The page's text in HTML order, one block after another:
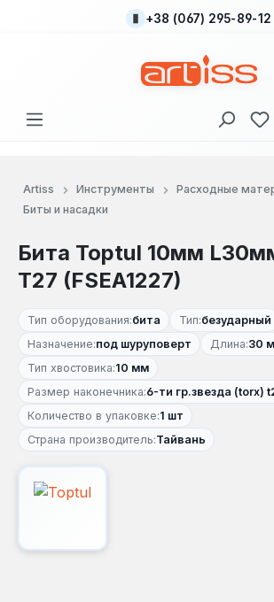
Перейти к основному содержанию
+38 (067) 295-89-12
Artiss Инструменты
Расходные
Биты и насадки
Бита Toptul 10мм
T27 (FSEA1227)
Тип оборудования:бита Тип:безударный
Назначение:под шуруповерт Длина:30
Тип хвостовика:10 мм
Размер наконечника:6-ти гр.звезда (torx)
Количество в упаковке:1 шт
Страна производитель:Тайвань